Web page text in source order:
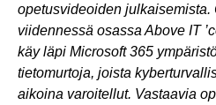
opetusvideoiden julkaisemista.
viidennessä osassa Above IT
käy läpi Microsoft 365
tietomurtoja, joista
aikoina varoitellut. Vastaavia